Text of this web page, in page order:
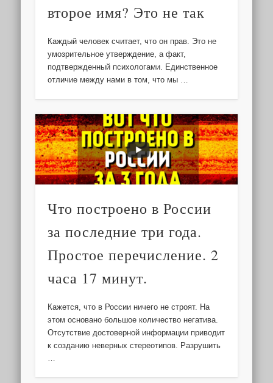
второе имя? Это не так
Каждый человек считает, что он прав. Это не
умозрительное утверждение, а факт,
подтвержденный психологами. Единственное
отличие между нами в том, что мы …
Что построено в России
за последние три года.
Простое перечисление. 2
часа 17 минут.
Кажется, что в России ничего не строят. На
этом основано большое количество негатива.
Отсутствие достоверной информации приводит
к созданию неверных стереотипов. Разрушить